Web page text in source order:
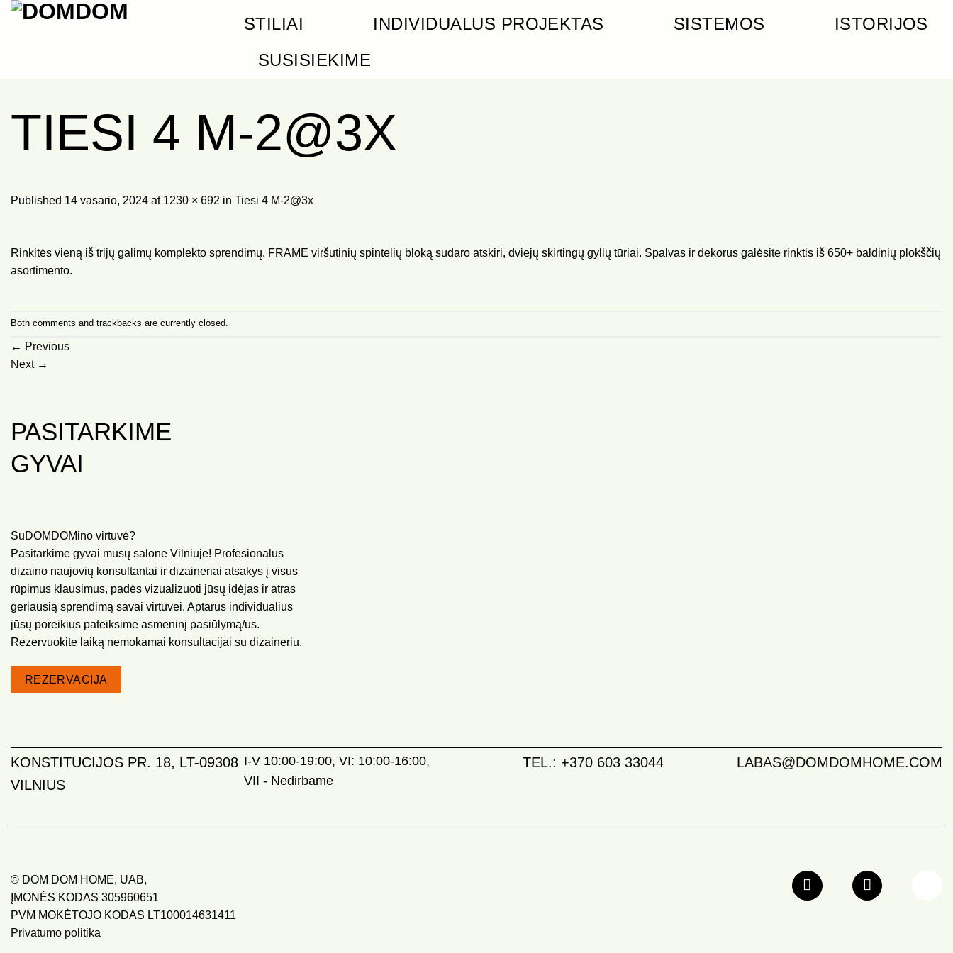
Skip
STILIAI INDIVIDUALUS PROJEKTAS SISTEMOS
ISTORIJOS
SUSISIEKIME
TIESI 4 M-2@3X
Published 14 vasario, 2024 at 1230 × 692 in Tiesi 4 M-2@3x
Rinkitės vieną iš trijų galimų komplekto sprendimų. FRAME viršutinių spintelių bloką sudaro atskiri, dviejų skirtingų gylių tūriai. Spalvas ir dekorus galėsite rinktis iš 650+ baldinių plokščių
asortimento.
Both comments and trackbacks are currently closed.
← Previous
Next →
PASITARKIME
GYVAI
SuDOMDOMino virtuvė?
Pasitarkime gyvai mūsų salone Vilniuje! Profesionalūs
dizaino naujovių konsultantai ir dizaineriai atsakys į visus
rūpimus klausimus, padės vizualizuoti jūsų idėjas ir atras
geriausią sprendimą savai virtuvei. Aptarus individualius
jūsų poreikius pateiksime asmeninį pasiūlymą/us.
Rezervuokite laiką nemokamai konsultacijai su dizaineriu.
REZERVACIJA
KONSTITUCIJOS PR. 18, LT-09308
VILNIUS
I-V 10:00-19:00, VI: 10:00-16:00,
VII - Nedirbame
TEL.: +370 603 33044 LABAS@DOMDOMHOME.COM
© DOM DOM HOME, UAB,
ĮMONĖS KODAS 305960651
PVM MOKĖTOJO KODAS LT100014631411
Privatumo politika